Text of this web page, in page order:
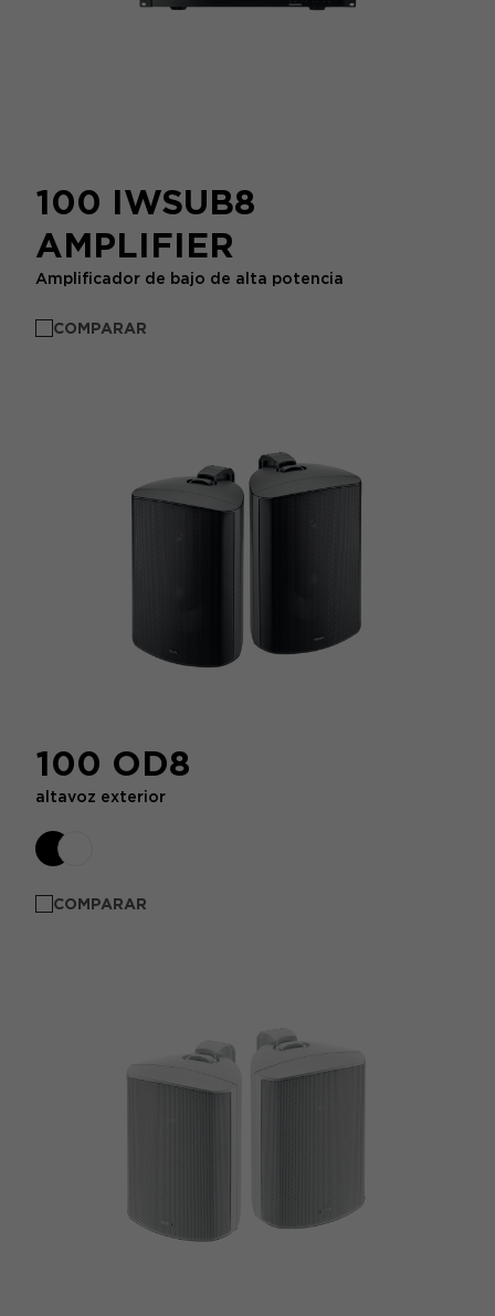
100 IWSUB8
AMPLIFIER
Amplificador de bajo de alta potencia
COMPARAR
100 OD8
altavoz exterior
COMPARAR